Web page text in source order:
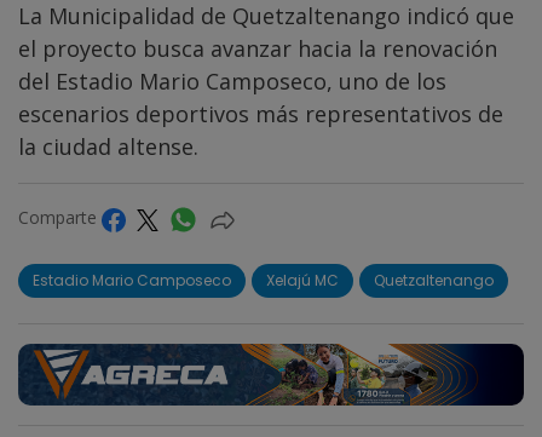
La Municipalidad de Quetzaltenango indicó que
el proyecto busca avanzar hacia la renovación
del Estadio Mario Camposeco, uno de los
escenarios deportivos más representativos de
la ciudad altense.
Comparte
Estadio Mario Camposeco Xelajú MC Quetzaltenango